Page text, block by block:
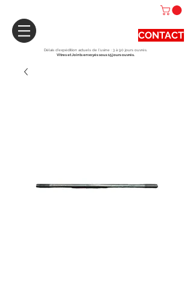
CONTACT
Délais d'expédition actuels de l'usine : 3 à 90 jours ouvrés.
Vitres et Joints envoyés sous 15 jours ouvrés.